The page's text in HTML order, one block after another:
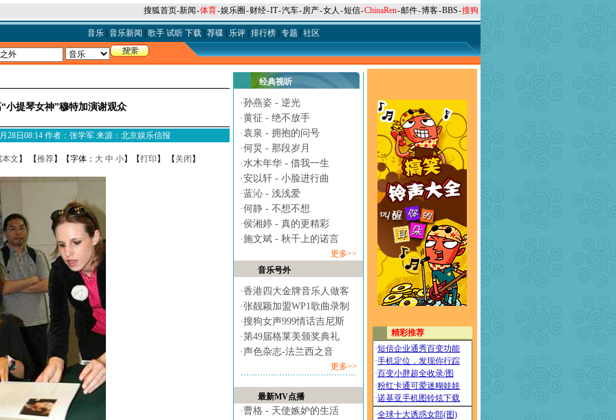
搜狐首页-新闻-体育-娱乐圈 -财经-IT-汽车-房产-女人 -短信-ChinaRen-邮件-博客-BBS-搜狗
音乐| 音乐新闻 歌手 试听 下载| 荐碟| 乐评| 排行榜| 专题 社区
小提琴女神”穆特加演谢观众
28日08:14 作者：张学军 来源：北京娱乐信报
文 】 【推荐】【字体： 大 中 小】【打印 】 【 关闭 】
经典视听
·孙燕姿 - 逆光
·黄征 - 绝不放手
·袁泉 - 拥抱的问号
·何炅 - 那段岁月
·水木年华 - 借我一生
·安以轩 - 小脸进行曲
·蓝沁 - 浅浅爱
·何静 - 不想不想
·侯湘婷 - 真的更精彩
·施文斌 - 秋千上的诺言
更多>>
音乐号外
·香港四大金牌音乐人做客
·张靓颖加盟WP1歌曲录制
·搜狗女声999情话吉尼斯
·第49届格莱美颁奖典礼
·声色杂志-法兰西之音
更多>>
最新MV点播
·曹格 - 天使嫉妒的生活